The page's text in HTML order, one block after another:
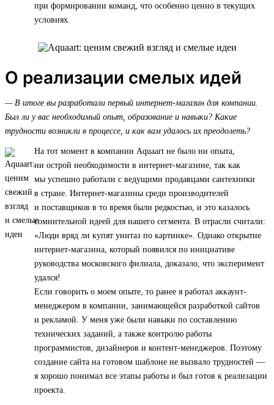
при формировании команд, что особенно ценно в текущих
условиях.
О реализации смелых идей
— В итоге вы разработали первый интернет-магазин для компании.
Был ли у вас необходимый опыт, образование и навыки? Какие
трудности возникли в процессе, и как вам удалось их преодолеть?
На тот момент в компании Aquaart не было ни опыта,
ни острой необходимости в интернет-магазине, так как
мы успешно работали с ведущими продавцами сантехники
в стране. Интернет-магазины среди производителей
и поставщиков в то время были редкостью, и это казалось
сомнительной идеей для нашего сегмента. В отрасли считали:
«Люди вряд ли купят унитаз по картинке». Однако открытие
интернет-магазина, который появился по инициативе
руководства московского филиала, доказало, что эксперимент
удался!
Если говорить о моем опыте, то ранее я работал аккаунт-
менеджером в компании, занимающейся разработкой сайтов
и рекламой. У меня уже были навыки по составлению
технических заданий, а также контролю работы
программистов, дизайнеров и контент-менеджеров. Поэтому
создание сайта на готовом шаблоне не вызвало трудностей —
я хорошо понимал все этапы работы и был готов к реализации
проекта.